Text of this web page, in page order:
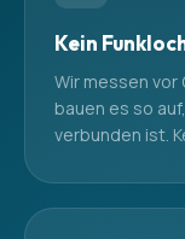
Kein
Wir messen vor
bauen es so
verbunden ist.